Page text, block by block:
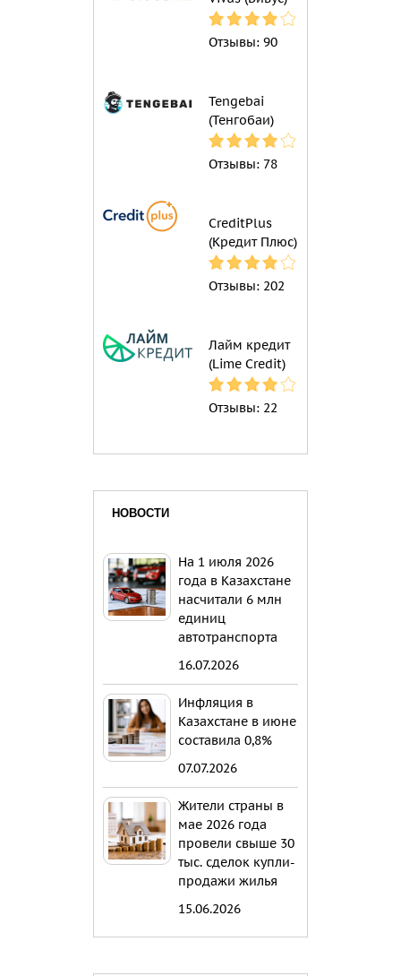
Отзывы: 90
Tengebai
(Тенгобаи)
Отзывы: 78
CreditPlus
(Кредит Плюс)
Отзывы: 202
Лайм кредит
(Lime Credit)
Отзывы: 22
НОВОСТИ
На 1 июля 2026
года в Казахстане
насчитали 6 млн
единиц
автотранспорта
16.07.2026
Инфляция в
Казахстане в июне
составила 0,8%
07.07.2026
Жители страны в
мае 2026 года
провели свыше 30
тыс. сделок купли-
продажи жилья
15.06.2026